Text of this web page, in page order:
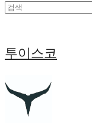
투이스코